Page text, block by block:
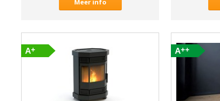
Meer info